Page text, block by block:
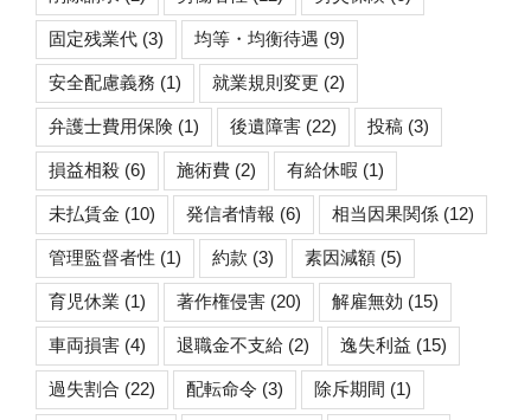
固定残業代 (3) 均等・均衡待遇 (9)
安全配慮義務 (1) 就業規則変更 (2)
弁護士費用保険 (1) 後遺障害 (22) 投稿 (3)
損益相殺 (6) 施術費 (2) 有給休暇 (1)
未払賃金 (10) 発信者情報 (6) 相当因果関係 (12)
管理監督者性 (1) 約款 (3) 素因減額 (5)
育児休業 (1) 著作権侵害 (20) 解雇無効 (15)
車両損害 (4) 退職金不支給 (2) 逸失利益 (15)
過失割合 (22) 配転命令 (3) 除斥期間 (1)